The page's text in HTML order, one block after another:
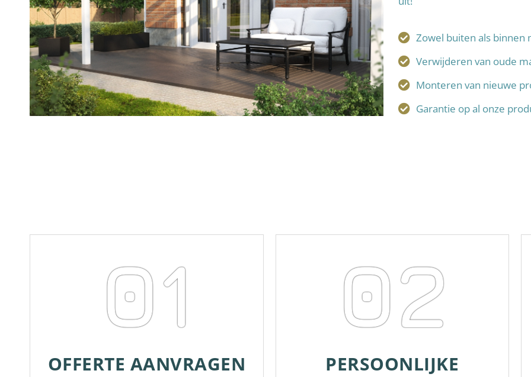
Zowel buiten als binnen
Verwijderen van oude
Monteren van nieuwe
Garantie op al onze
01
OFFERTE AANVRAGEN
02
PERSOONLIJKE